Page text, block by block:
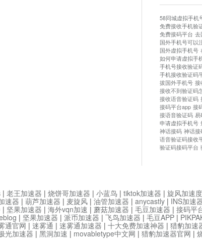
58同城虚拟手机
免费接收手机验
免费接码平台 去
国外手机号可以
国外虚拟手机号
如何申请虚拟手
手机号接收验证
手机接收验证码
拔国外手机号 接
接收不到验证码
接收语音验证码
接码平台app 接
接语音验证码 易
申请虚拟手机号
神话接码 神话接
语音验证码接收
验证码接码平台
| 老王加速器 | 烧饼哥加速器 | 小蓝鸟 | tiktok加速器 | 旋风加速
速器 | 葫芦加速器 | 麦旋风 | 油管加速器 | anycastly | INS加速
| 坚果加速器 | 海外vqn加速 | 蘑菇加速器 | 毛豆加速器 | 接码平
| 坚果加速器 | 派币加速器 | 飞鸟加速器 | 毛豆APP |
通官网 | 迷雾通 | 迷雾通加速器 | 十大免费加速神器 | 猎豹加速
光加速器 | 黑洞加速 | movabletype中文网 | 猎豹加速器官网 |